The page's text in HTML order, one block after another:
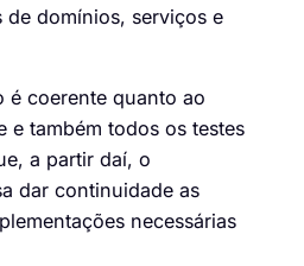
de domínios, serviços e
é coerente quanto ao
e também todos os testes
a partir daí, o
dar continuidade as
necessárias